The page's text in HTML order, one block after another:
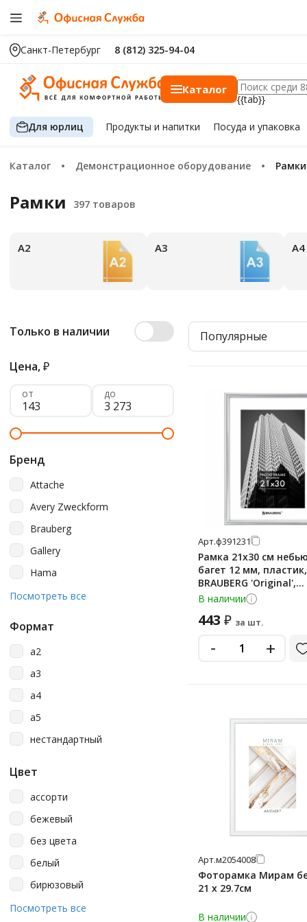
Санкт-Петербург 8 (812) 325-94-04
Каталог
{{tab}}
Для юрлиц Продуктыи напитки Посуда и упаковка
Каталог Демонстрационное оборудование Рамки
Рамки
А2 А3 А4
Только в наличии
Цена,₽
от до
Бренд
Attache
Avery Zweckform
Brauberg
Gallery
Hama
Officespace
Посмотреть все
Формат
a2
a3
a4
a5
нестандартный
Цвет
ассорти
бежевый
без цвета
белый
бирюзовый
бордовый
Посмотреть все
Популярные
Арт.ф391231
Рамка 21х30 см
багет 12 мм, пластик,
BRAUBERG 'Original',
серебристая, 391231
В наличии
443 ₽ за шт.
- +
Арт.м2054008
Фоторамка Мирам
21 x 29.7см
В наличии